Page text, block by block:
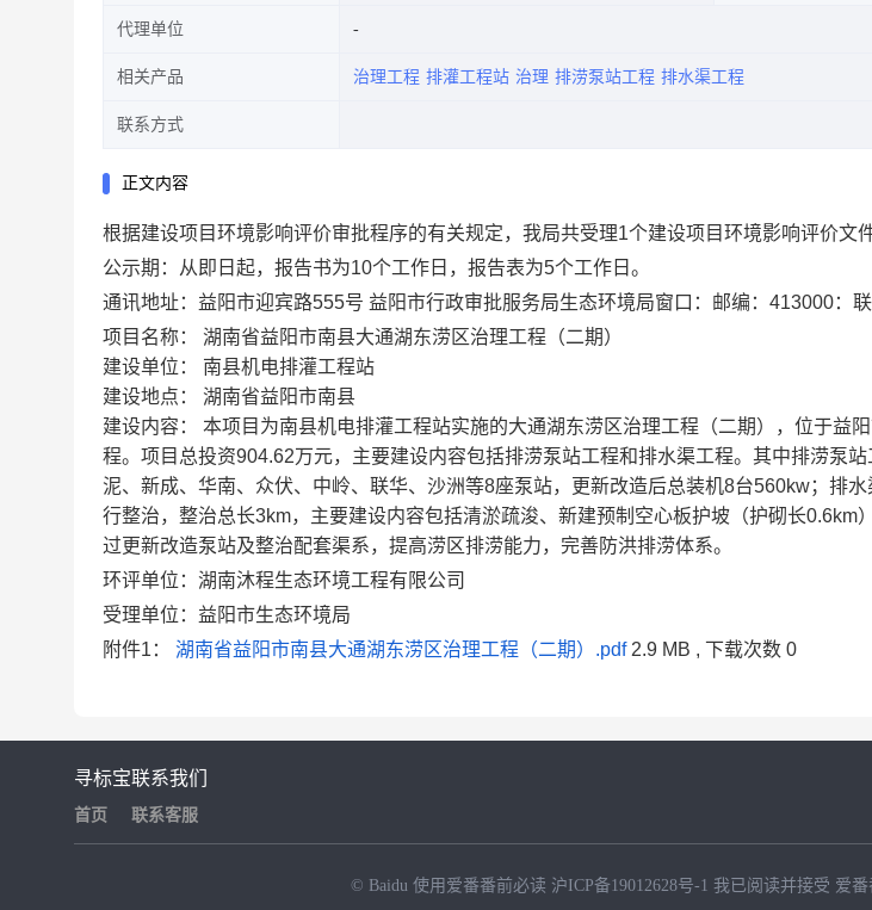
代理单位
相关产品 治理工程 排灌工程站 治理 排涝泵站工程 排水渠工程
联系方式
正文内容
根据建设项目环境影响评价审批程序的有关规定，我局共受理1个建设项目环境影响评价文
公示期：从即日起，报告书为10个工作日，报告表为5个工作日。
通讯地址：益阳市迎宾路555号 益阳市行政审批服务局生态环境局窗口：邮编：413000：
项目名称： 湖南省益阳市南县大通湖东涝区治理工程（二期）
建设单位： 南县机电排灌工程站
建设地点： 湖南省益阳市南县
建设内容： 本项目为南县机电排灌工程站实施的大通湖东涝区治理工程（二期），位于益
程。项目总投资904.62万元，主要建设内容包括排涝泵站工程和排水渠工程。其中排涝泵
泥、新成、华南、众伏、中岭、联华、沙洲等8座泵站，更新改造后总装机8台560kw；排
行整治，整治总长3km，主要建设内容包括清淤疏浚、新建预制空心板护坡（护砌长0.6km
过更新改造泵站及整治配套渠系，提高涝区排涝能力，完善防洪排涝体系。
环评单位：湖南沐程生态环境工程有限公司
受理单位：益阳市生态环境局
附件1：
湖南省益阳市南县大通湖东涝区治理工程（二期）.pdf 2.9 MB , 下载次数 0
寻标宝
首页
联系我们
联系客服
© Baidu 使用爱番番前必读 沪ICP备19012628号-1 我已阅读并接受 爱番